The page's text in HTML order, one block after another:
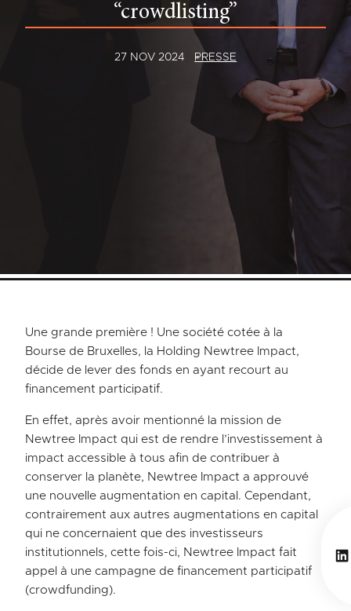
“crowdlisting”
27 NOV 2024 PRESSE
Une grande première ! Une société cotée à la
Bourse de Bruxelles, la Holding Newtree Impact,
décide de lever des fonds en ayant recourt au
financement participatif.
En effet, après avoir mentionné la mission de
Newtree Impact qui est de rendre l’investissement à
impact accessible à tous afin de contribuer à
conserver la planète, Newtree Impact a approuvé
une nouvelle augmentation en capital. Cependant,
contrairement aux autres augmentations en capital
qui ne concernaient que des investisseurs
institutionnels, cette fois-ci, Newtree Impact fait
appel à une campagne de financement participatif
(crowdfunding).